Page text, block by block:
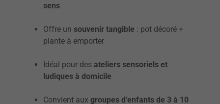
sens
Offre un souvenir tangible : pot décoré +
plante à emporter
Idéal pour des ateliers sensoriels et
ludiques à domicile
Convient aux groupes d’enfants de 3 à 10